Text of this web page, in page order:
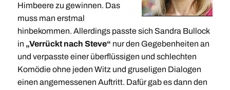
Himbeere zu gewinnen. Das
muss man erstmal
hinbekommen. Allerdings passte sich Sandra Bullock
in „Verrückt nach Steve“ nur den Gegebenheiten an
und verpasste einer überflüssigen und schlechten
Komödie ohne jeden Witz und gruseligen Dialogen
einen angemessenen Auftritt. Dafür gab es dann den